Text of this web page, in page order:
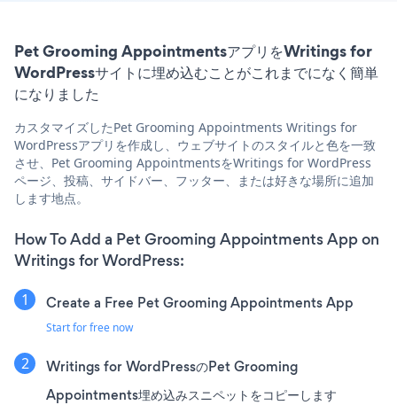
Pet Grooming AppointmentsアプリをWritings for
WordPressサイトに埋め込むことがこれまでになく簡単
になりました
カスタマイズしたPet Grooming Appointments Writings for
WordPressアプリを作成し、ウェブサイトのスタイルと色を一致
させ、Pet Grooming AppointmentsをWritings for WordPress
ページ、投稿、サイドバー、フッター、または好きな場所に追加
します地点。
How To Add a Pet Grooming Appointments App on
Writings for WordPress:
Create a Free Pet Grooming Appointments App
Start for free now
Writings for WordPressのPet Grooming
Appointments埋め込みスニペットをコピーします